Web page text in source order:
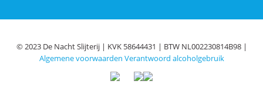
© 2023 De Nacht Slijterij | KVK 58644431 | BTW NL002230814B98 |
Algemene voorwaarden Verantwoord alcoholgebruik